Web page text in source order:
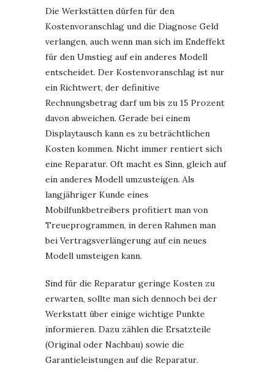
Die Werkstätten dürfen für den
Kostenvoranschlag und die Diagnose Geld
verlangen, auch wenn man sich im Endeffekt
für den Umstieg auf ein anderes Modell
entscheidet. Der Kostenvoranschlag ist nur
ein Richtwert, der definitive
Rechnungsbetrag darf um bis zu 15 Prozent
davon abweichen. Gerade bei einem
Displaytausch kann es zu beträchtlichen
Kosten kommen. Nicht immer rentiert sich
eine Reparatur. Oft macht es Sinn, gleich auf
ein anderes Modell umzusteigen. Als
langjähriger Kunde eines
Mobilfunkbetreibers profitiert man von
Treueprogrammen, in deren Rahmen man
bei Vertragsverlängerung auf ein neues
Modell umsteigen kann.
Sind für die Reparatur geringe Kosten zu
erwarten, sollte man sich dennoch bei der
Werkstatt über einige wichtige Punkte
informieren. Dazu zählen die Ersatzteile
(Original oder Nachbau) sowie die
Garantieleistungen auf die Reparatur.